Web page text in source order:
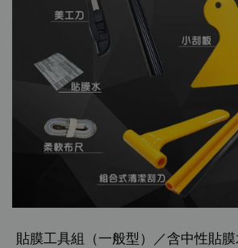
貼膜工具組（一般型）／含中性貼